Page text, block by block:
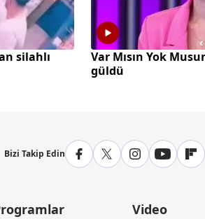
silahlı
Var Mısın Yok
güldü
Bizi Takip Edin
Video